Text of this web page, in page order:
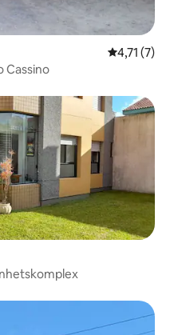
4,71 av 5 i
4,71 (7)
Cassino